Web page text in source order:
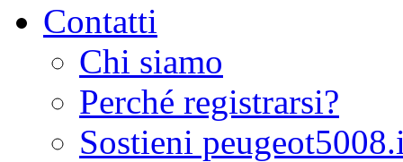
Contatti
Chi siamo
Perché registrarsi?
Sostieni